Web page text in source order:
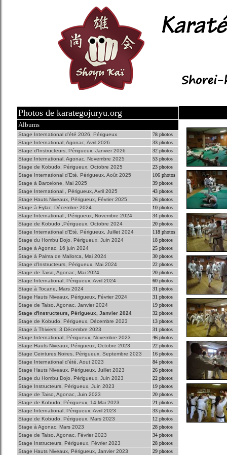
Photos de karategojuryu.org
Albums
Stage International d'été 2026, Périgueux
78 photos
Stage International, Agonac, Avril 2026
33 photos
Stage d'Instructeurs, Périgueux, Janvier 2026
32 photos
Stage International, Agonac, Novembre 2025
53 photos
Stage de Kobudo, Périgueux, Octobre 2025
23 photos
Stage International d'Eté, Périgueux, Août 2025
106 photos
Stage à Barcelone, Mai 2025
39 photos
Stage International , Périgueux, Avril 2025
43 photos
Stage Hauts Niveaux, Périgueux, Février 2025
26 photos
Stage à Eylac, Décembre 2024
10 photos
Stage International , Périgueux, Novembre 2024
34 photos
Stage de Kobudo ,Périgueux, Octobre 2024
20 photos
Stage International d'Eté, Périgueux, Juillet 2024
118 photos
Stage du Hombu Dojo, Périgueux, Juin 2024
18 photos
Stage à Agonac, 16 juin 2024
25 photos
Stage à Palma de Mallorca, Mai 2024
30 photos
Stage d'Instructeurs, Périgueux, Mai 2024
22 photos
Stage de Taiso, Agonac, Mai 2024
20 photos
Stage International, Périgueux, Avril 2024
60 photos
Stage à Tocane, Mars 2024
31 photos
Stage Hauts Niveaux, Périgueux, Février 2024
31 photos
Stage de Taiso, Agonac, Janvier 2024
19 photos
Stage d'Instructeurs, Périgueux, Janvier 2024
32 photos
Stage de Kobudo, Périgueux, Décembre 2023
13 photos
Stage à Thiviers, 3 Décembre 2023
31 photos
Stage International, Périgueux, Novembre 2023
46 photos
Stage Hauts Niveaux, Périgueux, Octobre 2023
22 photos
Stage Ceintures Noires, Périgueux, Septembre 2023
16 photos
Stage International d'été, Aout 2023
84 photos
Stage Hauts Niveaux, Périgueux, Juillet 2023
26 photos
Stage du Hombu Dojo, Périgueux, Juin 2023
22 photos
Stage Instructeurs, Périgueux, Juin 2023
19 photos
Stage de Taiso, Agonac, Juin 2023
20 photos
Stage de Kobudo, Périgueux, 14 Mai 2023
21 photos
Stage International, Périgueux, Avril 2023
33 photos
Stage de Kobudo, Périgueux, Mars 2023
12 photos
Stage à Agonac, Mars 2023
28 photos
Stage de Taiso, Agonac, Février 2023
34 photos
Stage Instructeurs, Périgueux, Février 2023
28 photos
Stage Hauts Niveaux, Périgueux, Janvier 2023
29 photos